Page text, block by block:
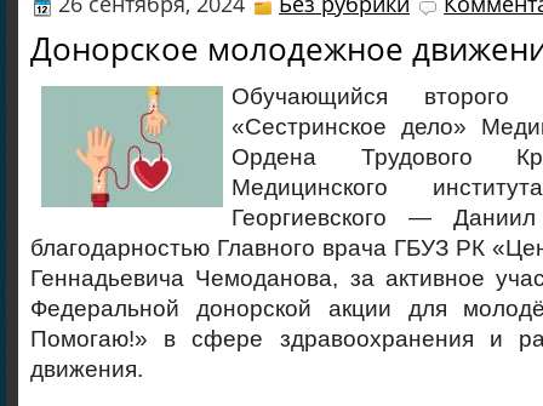
Донорское молодежное
Обучающийся второго
«Сестринское дело»
Ордена Трудового
Медицинского
Георгиевского —
благодарностью Главного врача ГБУЗ РК
Геннадьевича Чемоданова, за активное
Федеральной донорской акции для
Помогаю!» в сфере здравоохранения и
движения.